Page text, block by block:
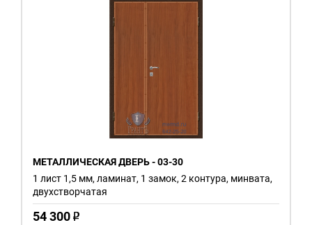
МЕТАЛЛИЧЕСКАЯ ДВЕРЬ - 03-30
54 300 o
1 лист 1,5 мм, ламинат, 1 замок, 2 контура, минвата,
двухстворчатая